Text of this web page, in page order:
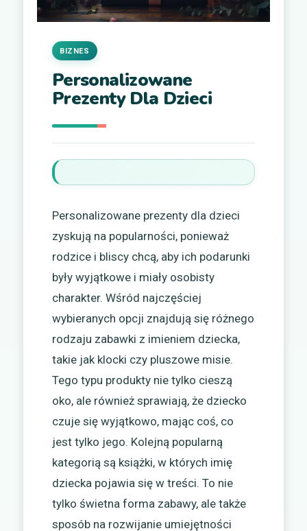
Personalizowane
Prezenty Dla Dzieci
BIZNES
Personalizowane prezenty dla dzieci
zyskują na popularności, ponieważ
rodzice i bliscy chcą, aby ich podarunki
były wyjątkowe i miały osobisty
charakter. Wśród najczęściej
wybieranych opcji znajdują się różnego
rodzaju zabawki z imieniem dziecka,
takie jak klocki czy pluszowe misie.
Tego typu produkty nie tylko cieszą
oko, ale również sprawiają, że dziecko
czuje się wyjątkowo, mając coś, co
jest tylko jego. Kolejną popularną
kategorią są książki, w których imię
dziecka pojawia się w treści. To nie
tylko świetna forma zabawy, ale także
sposób na rozwijanie umiejętności